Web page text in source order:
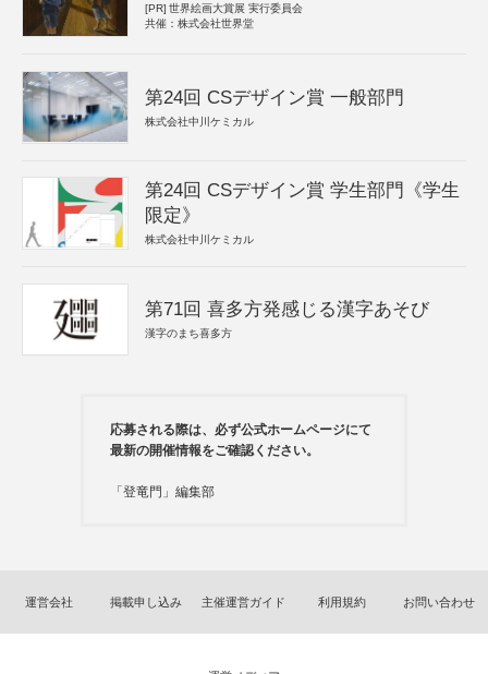
[PR] 世界絵画大賞展 実行委員会
共催：株式会社世界堂
第24回 CSデザイン賞 一般部門
株式会社中川ケミカル
第24回 CSデザイン賞 学生部門《学生
限定》
株式会社中川ケミカル
第71回 喜多方発感じる漢字あそび
漢字のまち喜多方
応募される際は、必ず公式ホームページにて
最新の開催情報をご確認ください。
「登竜門」編集部
運営会社 掲載申し込み 主催運営ガイド 利用規約 お問い合わせ